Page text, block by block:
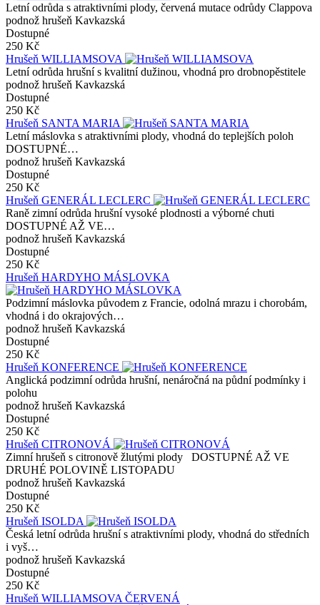
Letní odrůda s atraktivními plody, červená mutace odrůdy Clappova
podnož hrušeň Kavkazská
Dostupné
250 Kč
Hrušeň WILLIAMSOVA
Letní odrůda hrušní s kvalitní dužinou, vhodná pro drobnopěstitele
podnož hrušeň Kavkazská
Dostupné
250 Kč
Hrušeň SANTA MARIA
Letní máslovka s atraktivními plody, vhodná do teplejších poloh
DOSTUPNÉ…
podnož hrušeň Kavkazská
Dostupné
250 Kč
Hrušeň GENERÁL LECLERC
Raně zimní odrůda hrušní vysoké plodnosti a výborné chuti
DOSTUPNÉ AŽ VE…
podnož hrušeň Kavkazská
Dostupné
250 Kč
Hrušeň HARDYHO MÁSLOVKA
Podzimní máslovka původem z Francie, odolná mrazu i chorobám,
vhodná i do okrajových…
podnož hrušeň Kavkazská
Dostupné
250 Kč
Hrušeň KONFERENCE
Anglická podzimní odrůda hrušní, nenáročná na půdní podmínky i
polohu
podnož hrušeň Kavkazská
Dostupné
250 Kč
Hrušeň CITRONOVÁ
Zimní hrušeň s citronově žlutými plody DOSTUPNÉ AŽ VE
DRUHÉ POLOVINĚ LISTOPADU
podnož hrušeň Kavkazská
Dostupné
250 Kč
Hrušeň ISOLDA
Česká letní odrůda hrušní s atraktivními plody, vhodná do středních
i vyš…
podnož hrušeň Kavkazská
Dostupné
250 Kč
Hrušeň WILLIAMSOVA ČERVENÁ